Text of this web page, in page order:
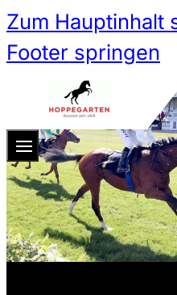
Zum Hauptinhalt
Footer springen
Zum
Ticketshop